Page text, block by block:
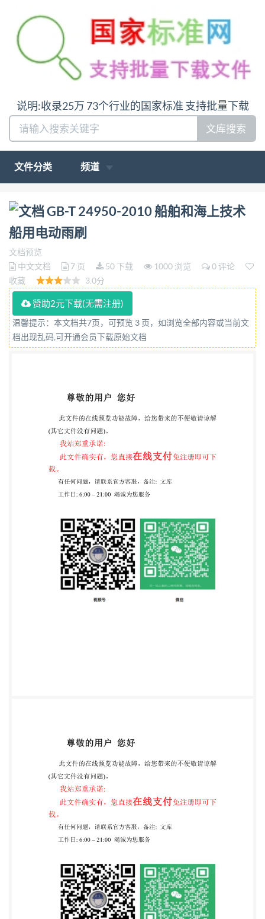
说明:收录25万 73个行业的国家标准 支持批量下载
文库搜索
文件分类 频道
问:哪里下载GB-T 24950-2010 船舶和海上技术 船用
电动雨刷答:请联系微信:siduwenku
GB-T 24950-2010 船舶和海上技术
船用电动雨刷
文档预览
中文文档
7 页 50 下载 1000 浏览
0 评论
收藏
3.0分
赞助2元下载(无需注册)
温馨提示：本文档共7页，可预览 3 页，如浏览全部内容或当前文
档出现乱码,可开通会员下载原始文档